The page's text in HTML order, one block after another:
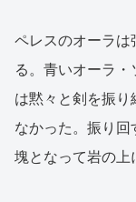
ペレスのオーラは
る。青いオーラ
は黙々と剣を振り
なかった。振り回
塊となって岩の上